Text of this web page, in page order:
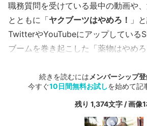
職務質問を受けている最中の動画や
とともに「ヤクブーツはやめろ！ 」
TwitterやYouTubeにアップしている
ブームを巻き起こした「薬物はやめ
続きを読むには メンバーシップ
今すぐ10日間無料お試しを始めて記
残り 1,374文字 / 画像